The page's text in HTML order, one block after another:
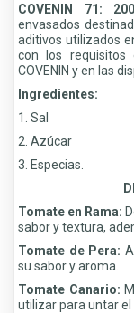
COVENIN 71:
envasados
aditivos utilizados
con los requisitos
COVENIN y en las
Ingredientes:
1. Sal
2. Azúcar
3. Especias.
Tomate en Rama:
sabor y textura,
Tomate de Pera:
su sabor y aroma.
Tomate Canario:
utilizar para untar el